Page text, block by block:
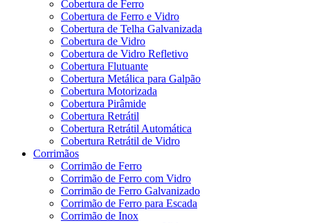
Cobertura de Ferro
Cobertura de Ferro e Vidro
Cobertura de Telha Galvanizada
Cobertura de Vidro
Cobertura de Vidro Refletivo
Cobertura Flutuante
Cobertura Metálica para Galpão
Cobertura Motorizada
Cobertura Pirâmide
Cobertura Retrátil
Cobertura Retrátil Automática
Cobertura Retrátil de Vidro
Corrimãos
Corrimão de Ferro
Corrimão de Ferro com Vidro
Corrimão de Ferro Galvanizado
Corrimão de Ferro para Escada
Corrimão de Inox